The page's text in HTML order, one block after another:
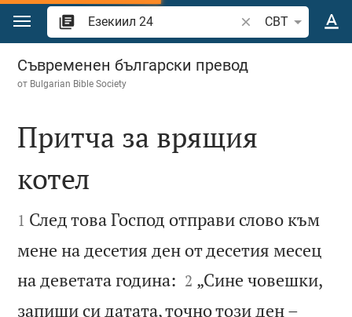
Преминете към съдържанието
Търсете стих или
CBT
Езекиил 24
Съвременен български превод
от Bulgarian Bible Society

Притча за врящия
котел

1 След това Господ отправи слово към
мене на десетия ден от десетия месец
на деветата година: 

2 „Сине човешки,
запиши си датата, точно този ден –